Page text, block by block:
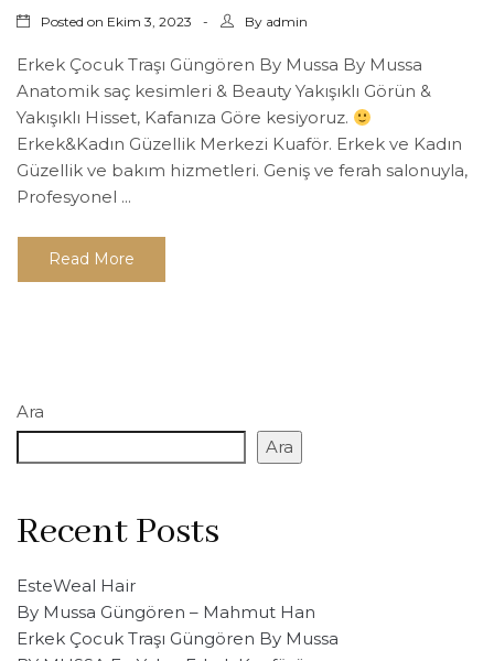
Posted on Ekim 3, 2023 By admin
Erkek Çocuk Traşı Güngören By Mussa By Mussa
Anatomik saç kesimleri & Beauty Yakışıklı Görün &
Yakışıklı Hisset, Kafanıza Göre kesiyoruz.
Erkek&Kadın Güzellik Merkezi Kuaför. Erkek ve Kadın
Güzellik ve bakım hizmetleri. Geniş ve ferah salonuyla,
Profesyonel ...
Read More
Ara
Ara
Recent Posts
EsteWeal Hair
By Mussa Güngören – Mahmut Han
Erkek Çocuk Traşı Güngören By Mussa